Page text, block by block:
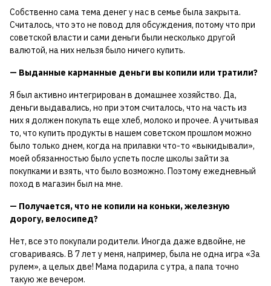
Собственно сама тема денег у нас в семье была закрыта.
Считалось, что это не повод для обсуждения, потому что при
советской власти и сами деньги были несколько другой
валютой, на них нельзя было ничего купить.
— Выданные карманные деньги вы копили или тратили?
Я был активно интегрирован в домашнее хозяйство. Да,
деньги выдавались, но при этом считалось, что на часть из
них я должен покупать еще хлеб, молоко и прочее. А учитывая
то, что купить продукты в нашем советском прошлом можно
было только днем, когда на прилавки что-то «выкидывали»,
моей обязанностью было успеть после школы зайти за
покупками и взять, что было возможно. Поэтому ежедневный
поход в магазин был на мне.
— Получается, что не копили на коньки, железную
дорогу, велосипед?
Нет, все это покупали родители. Иногда даже вдвойне, не
сговариваясь. В 7 лет у меня, например, была не одна игра «За
рулем», а целых две! Мама подарила с утра, а папа точно
такую же вечером.